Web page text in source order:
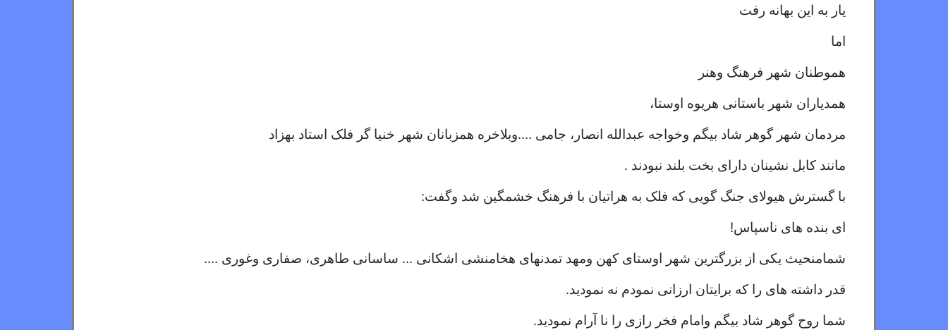
یار به این بهانه رفت
اما
هموطنان شهر فرهنگ وهنر
همدیاران شهر باستانی هریوه اوستا،
مردمان شهر گوهر شاد بیگم وخواجه عبدالله انصار، جامی ....وبلاخره همزبانان شهر خنیا گر فلک استاد بهزاد
مانند کابل نشینان دارای بخت بلند نبودند .
با گسترش هیولای جنگ گویی که فلک به هراتیان با فرهنگ خشمگین شد وگفت:
ای بنده های ناسپاس!
شمامنحیث یکی از بزرگترین شهر اوستای کهن ومهد تمدنهای هخامنشی اشکانی ... ساسانی طاهری، صفاری وغوری ....
قدر داشته های را که برایتان ارزانی نمودم نه نمودید.
شما روح گوهر شاد بیگم وامام فخر رازی را نا آرام نمودید.